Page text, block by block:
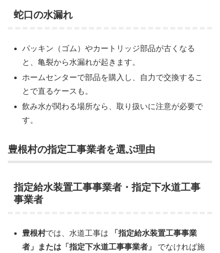
蛇口の水漏れ
パッキン（ゴム）やカートリッジ部品が古くなる
と、亀裂から水漏れが起きます。
ホームセンターで部品を購入し、自力で交換するこ
とで直るケースも。
飲み水が関わる場所なら、取り扱いに注意が必要で
す。
豊根村の指定工事業者を選ぶ理由
指定給水装置工事事業者・指定下水道工事
事業者
豊根村では、水道工事は
「指定給水装置工事事業
者」または「指定下水道工事事業者」
でなければ施